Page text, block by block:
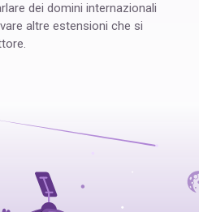
dei domini internazionali
altre estensioni che si